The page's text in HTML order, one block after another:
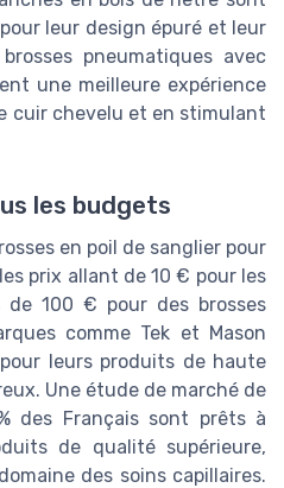
leur design épuré et leur
pneumatiques avec
une meilleure expérience
cuir chevelu et en stimulant
les budgets
en poil de sanglier pour
prix allant de 10 € pour les
de 100 € pour des brosses
comme Tek et Mason
leurs produits de haute
Une étude de marché de
des Français sont prêts à
de qualité supérieure,
des soins capillaires.